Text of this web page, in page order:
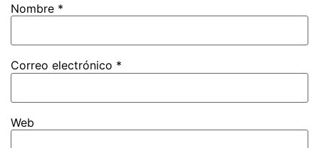
Nombre *
Correo electrónico *
Web